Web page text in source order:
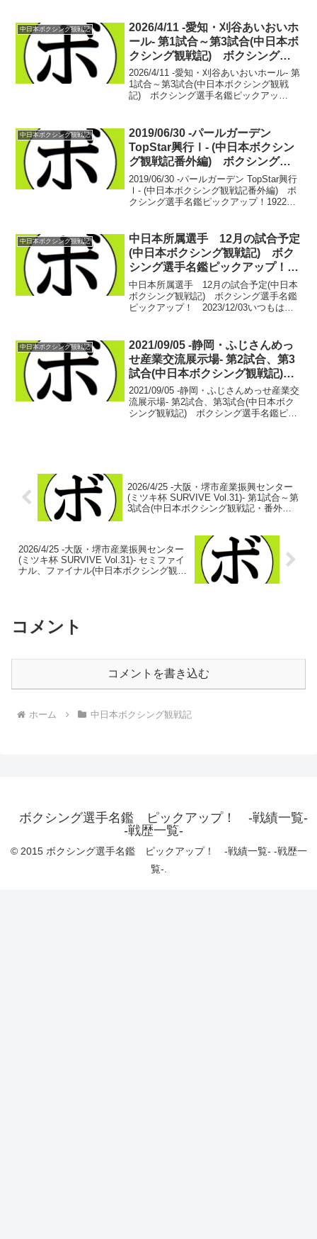
ポーン(タイ)HIR...
中日本ボクシング観戦記
2026/4/11 -愛知・刈谷あいおいホ
ール- 第1試合～第3試合(中日本ボ
クシング観戦記) ボクシング選
手名鑑ピックアップ！
2026/4/11 -愛知・刈谷あいおいホール- 第
1試合～第3試合(中日本ボクシング観戦
記) ボクシング選手名鑑ピックアッ
古屋大橋) vs 大久保 颯(とよ...
中日本ボクシング観戦記
2019/06/30 -パールガーデン
TopStar興行Ⅰ- (中日本ボクシン
グ観戦記番外編) ボクシング選
手名鑑ピックアップ！
2019/06/30 -パールガーデン TopStar興行
Ⅰ- (中日本ボクシング観戦記番外編) ボ
クシング選手名鑑ピックアップ！1922年5
される。ただし、これ...
中日本ボクシング観戦記
中日本所属選手 12月の試合予定
(中日本ボクシング観戦記) ボク
シング選手名鑑ピックアップ！
2023/12/03
中日本所属選手 12月の試合予定(中日本
ボクシング観戦記) ボクシング選手名鑑
ピックアップ！ 2023/12/03いつもは
ますので…。1日に公開しろよって話な...
中日本ボクシング観戦記
2021/09/05 -静岡・ふじさんめっ
せ産業交流展示場- 第2試合、第3
試合(中日本ボクシング観戦記)
ボクシング選手名鑑ピックアッ
プ！
2021/09/05 -静岡・ふじさんめっせ産業交
流展示場- 第2試合、第3試合(中日本ボク
シング観戦記) ボクシング選手名鑑ピッ
2026/4/25 -大阪・堺市産業振興センター
(ミツキ杯 SURVIVE Vol.31)- 第1試合～第
3試合(中日本ボクシング観戦記・番外
2026/4/25 -大阪・堺市産業振興センター
(ミツキ杯 SURVIVE Vol.31)- セミファイ
ナル、ファイナル(中日本ボクシング観戦
コメント
コメントを書き込む
ホーム 中日本ボクシング観戦記
ボクシング選手名鑑 ピックアップ！ -戦績一覧-
-戦歴一覧-
© 2015 ボクシング選手名鑑 ピックアップ！ -戦績一覧- -戦歴一
覧-.